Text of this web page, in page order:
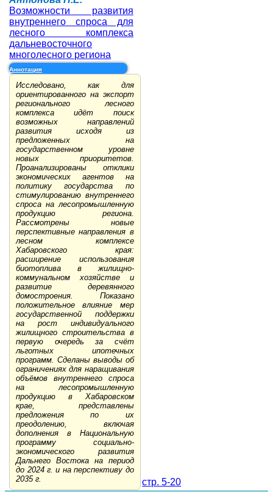
Возможности развития
внутреннего спроса для
лесного комплекса
дальневосточного
многолесного региона
Аннотация
Исследовано, как для
ориентированного на экспорт
регионального лесного
комплекса идёт поиск
возможных направлений
развития исходя из
предложенных на
государственном уровне
новых приоритетов.
Проанализированы отклики
экономических агентов на
политику государства по
стимулированию внутреннего
спроса на лесопромышленную
продукцию региона.
Рассмотрены новые
перспективные направления в
лесном комплексе
Хабаровского края:
расширение использования
биотоплива в жилищно-
коммунальном хозяйстве и
развитие деревянного
домостроения. Показано
положительное влияние мер
государственной поддержки
на рост индивидуального
жилищного строительства в
первую очередь за счёт
льготных ипотечных
программ. Сделаны выводы об
ограничениях для наращивания
объёмов внутреннего спроса
на лесопромышленную
продукцию в Хабаровском
крае, представлены
предложения по их
преодолению, включая
дополнения в Национальную
программу социально-
экономического развития
Дальнего Востока на период
до 2024 г. и на перспективу до
2035 г.
стр. 5-20